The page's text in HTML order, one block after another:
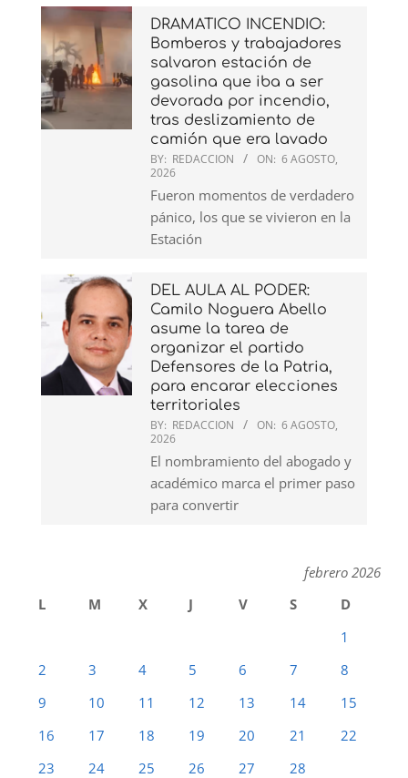
DRAMATICO INCENDIO:
Bomberos y trabajadores
salvaron estación de
gasolina que iba a ser
devorada por incendio,
tras deslizamiento de
camión que era lavado
BY: REDACCION ON: 6 AGOSTO,
2026
Fueron momentos de verdadero
pánico, los que se vivieron en la
Estación
DEL AULA AL PODER:
Camilo Noguera Abello
asume la tarea de
organizar el partido
Defensores de la Patria,
para encarar elecciones
territoriales
BY: REDACCION ON: 6 AGOSTO,
2026
El nombramiento del abogado y
académico marca el primer paso
para convertir
febrero 2026
L
M X J V S
D
1
2
3 4 5 6 7
8
9
10 11 12 13 14
15
16
17 18 19 20 21
22
23
24 25 26 27 28